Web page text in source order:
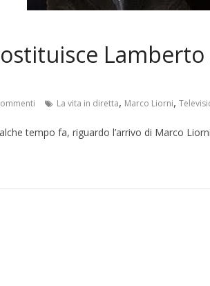
Lamberto
La vita in diretta, Marco Liorni,
tempo fa, riguardo l’arrivo di Marco